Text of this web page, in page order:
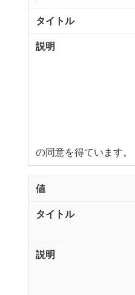
​の同意を得ています。